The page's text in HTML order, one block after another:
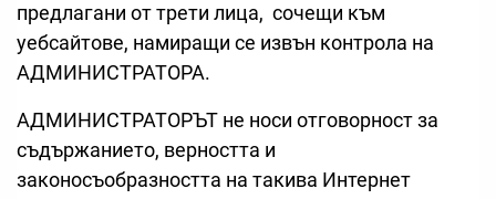
предлагани от трети лица, сочещи към
уебсайтове, намиращи се извън контрола на
АДМИНИСТРАТОРА.
АДМИНИСТРАТОРЪТ не носи отговорност за
съдържанието, верността и
законосъобразността на такива Интернет